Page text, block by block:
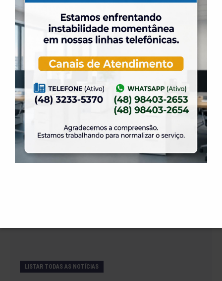
23 de julho de 2026
O Torneio de Duplas Masculinas ELASE
PróTênis 2026 está chegando.
19 de julho de 2026
Venha para o Happy Hour na ELASE.
– Temporada 2027
LISTAR TODAS AS NOTÍCIAS